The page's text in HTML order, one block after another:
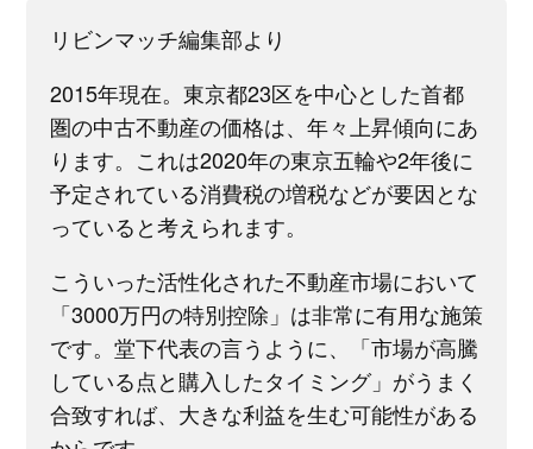
リビンマッチ編集部より
2015年現在。東京都23区を中心とした首都
圏の中古不動産の価格は、年々上昇傾向にあ
ります。これは2020年の東京五輪や2年後に
予定されている消費税の増税などが要因とな
っていると考えられます。
こういった活性化された不動産市場において
「3000万円の特別控除」は非常に有用な施策
です。堂下代表の言うように、「市場が高騰
している点と購入したタイミング」がうまく
合致すれば、大きな利益を生む可能性がある